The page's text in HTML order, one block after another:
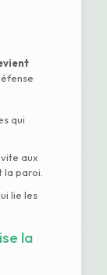
qui
aux
la paroi.
lie les
la